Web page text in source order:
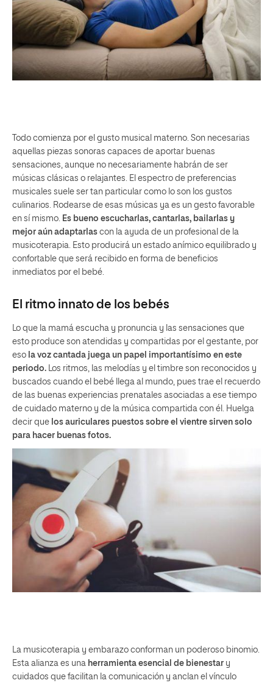
Todo comienza por el gusto musical materno. Son necesarias
aquellas piezas sonoras capaces de aportar buenas
sensaciones, aunque no necesariamente habrán de ser
músicas clásicas o relajantes. El espectro de preferencias
musicales suele ser tan particular como lo son los gustos
culinarios. Rodearse de esas músicas ya es un gesto favorable
en sí mismo. Es bueno escucharlas, cantarlas, bailarlas y
mejor aún adaptarlas con la ayuda de un profesional de la
musicoterapia. Esto producirá un estado anímico equilibrado y
confortable que será recibido en forma de beneficios
inmediatos por el bebé.
El ritmo innato de los bebés
Lo que la mamá escucha y pronuncia y las sensaciones que
esto produce son atendidas y compartidas por el gestante, por
eso la voz cantada juega un papel importantísimo en este
periodo. Los ritmos, las melodías y el timbre son reconocidos y
buscados cuando el bebé llega al mundo, pues trae el recuerdo
de las buenas experiencias prenatales asociadas a ese tiempo
de cuidado materno y de la música compartida con él. Huelga
decir que los auriculares puestos sobre el vientre sirven solo
para hacer buenas fotos.
La musicoterapia y embarazo conforman un poderoso binomio.
Esta alianza es una herramienta esencial de bienestar y
cuidados que facilitan la comunicación y anclan el vínculo